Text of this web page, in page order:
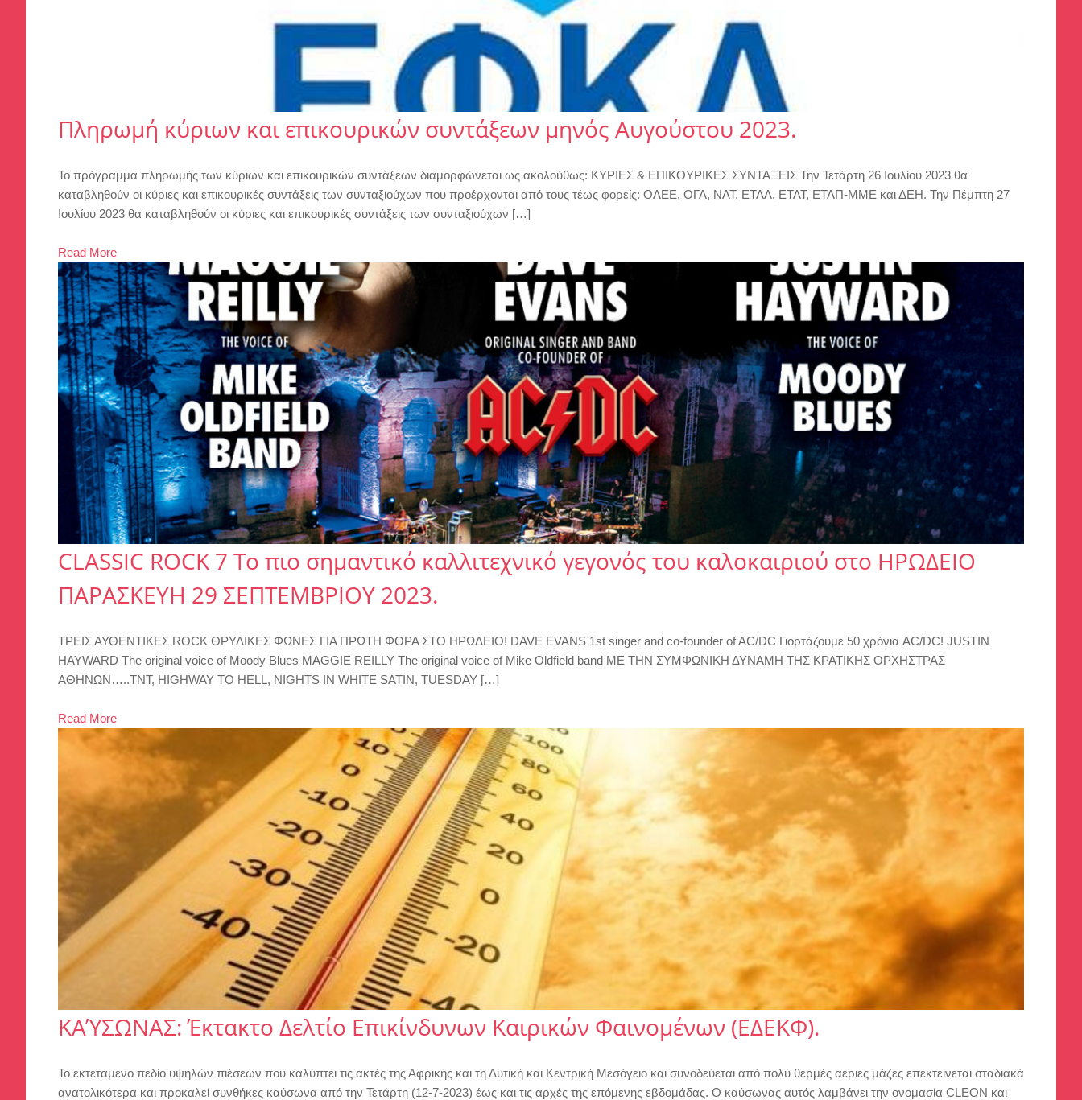
Πληρωμή κύριων και επικουρικών συντάξεων μηνός Aυγούστου 2023.
Το πρόγραμμα πληρωμής των κύριων και επικουρικών συντάξεων διαμορφώνεται ως ακολούθως: ΚΥΡΙΕΣ & ΕΠΙΚΟΥΡΙΚΕΣ ΣΥΝΤΑΞΕΙΣ Την Τετάρτη 26 Ιουλίου 2023 θα
καταβληθούν οι κύριες και επικουρικές συντάξεις των συνταξιούχων που προέρχονται από τους τέως φορείς: ΟΑΕΕ, ΟΓΑ, ΝΑΤ, ΕΤΑΑ, ΕΤΑΤ, ΕΤΑΠ-ΜΜΕ και ΔΕΗ. Την Πέμπτη 27
Ιουλίου 2023 θα καταβληθούν οι κύριες και επικουρικές συντάξεις των συνταξιούχων […]
Read More
CLASSIC ROCK 7 Το πιο σημαντικό καλλιτεχνικό γεγονός του καλοκαιριού στο ΗΡΩΔΕΙΟ
ΠΑΡΑΣΚΕΥΗ 29 ΣΕΠΤΕΜΒΡΙΟΥ 2023.
ΤΡΕΙΣ ΑΥΘΕΝΤΙΚΕΣ ROCK ΘΡΥΛΙΚΕΣ ΦΩΝΕΣ ΓΙΑ ΠΡΩΤΗ ΦΟΡΑ ΣΤΟ ΗΡΩΔΕΙΟ! DAVE EVANS 1st singer and co-founder of AC/DC Γιορτάζουμε 50 χρόνια AC/DC! JUSTIN
HAYWARD The original voice of Moody Blues MAGGIE REILLY The original voice of Mike Oldfield band ME THN ΣΥΜΦΩΝΙΚΗ ΔΥΝΑΜΗ ΤΗΣ ΚΡΑΤΙΚΗΣ ΟΡΧΗΣΤΡΑΣ
ΑΘΗΝΩΝ…..TNT, HIGHWAY TO HELL, NIGHTS IN WHITE SATIN, TUESDAY […]
Read More
ΚΑΎΣΩΝΑΣ: Έκτακτο Δελτίο Επικίνδυνων Καιρικών Φαινομένων (ΕΔΕΚΦ).
Το εκτεταμένο πεδίο υψηλών πιέσεων που καλύπτει τις ακτές της Αφρικής και τη Δυτική και Κεντρική Μεσόγειο και συνοδεύεται από πολύ θερμές αέριες μάζες επεκτείνεται σταδιακά
ανατολικότερα και προκαλεί συνθήκες καύσωνα από την Τετάρτη (12-7-2023) έως και τις αρχές της επόμενης εβδομάδας. Ο καύσωνας αυτός λαμβάνει την ονομασία CLEON και